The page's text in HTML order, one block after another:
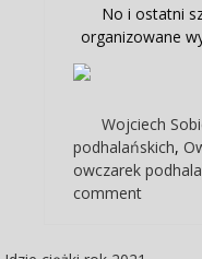
No i ostatni
organizowane
Wojciech
podhalańskich,
owczarek
comment